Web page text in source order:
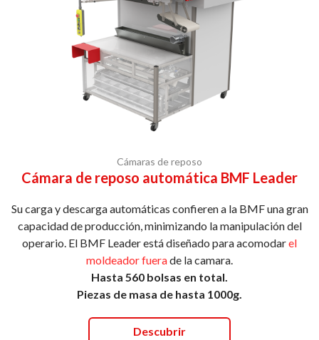
Cámaras de reposo
Cámara de reposo automática BMF Leader
Su carga y descarga automáticas confieren a la BMF una gran
capacidad de producción, minimizando la manipulación del
operario. El BMF Leader está diseñado para acomodarel
moldeador fuerade la camara.
Hasta 560 bolsas en total.
Piezas de masa de hasta 1000g.
Descubrir